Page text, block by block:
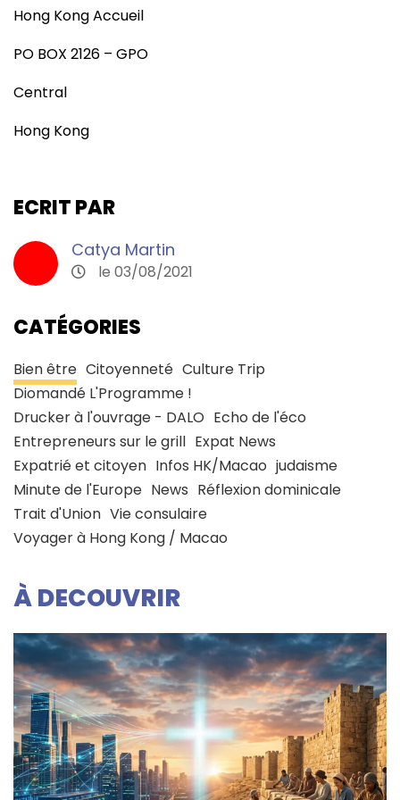
Hong Kong Accueil
PO BOX 2126 – GPO
Central
Hong Kong
ECRIT PAR
Catya Martin
le 03/08/2021
CATÉGORIES
Bien être Citoyenneté Culture Trip
Diomandé L'Programme !
Drucker à l'ouvrage - DALO Echo de l'éco
Entrepreneurs sur le grill Expat News
Expatrié et citoyen Infos HK/Macao judaisme
Minute de l'Europe News Réflexion dominicale
Trait d'Union Vie consulaire
Voyager à Hong Kong / Macao
À DECOUVRIR